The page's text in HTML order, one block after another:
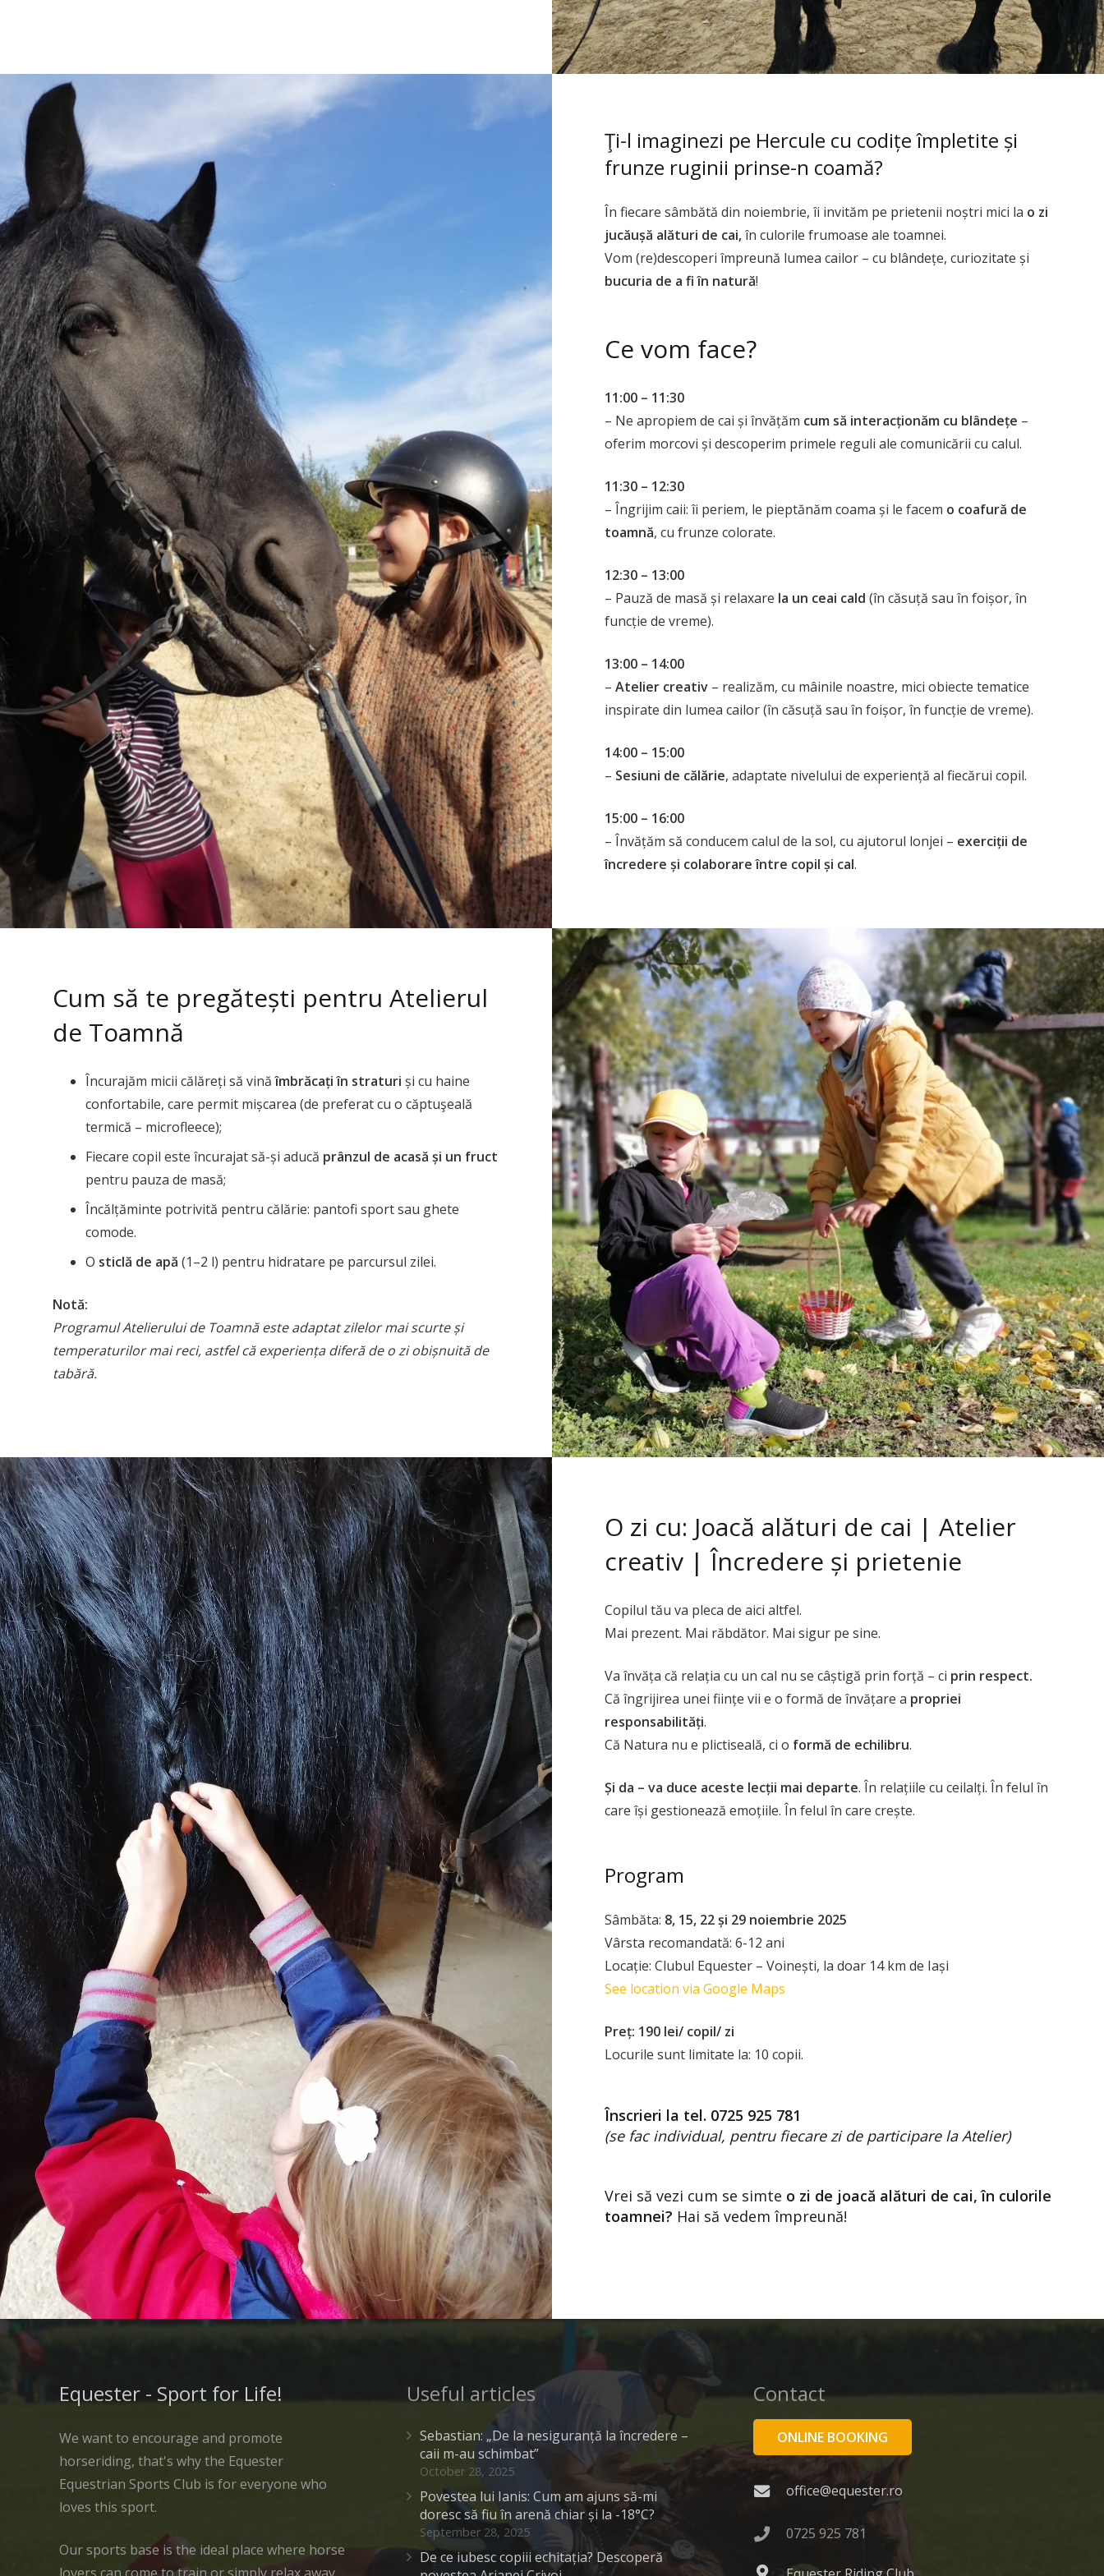
Ţi-l imaginezi pe Hercule cu codițe împletite și
frunze ruginii prinse-n coamă?
În fiecare sâmbătă din noiembrie, îi invităm pe prietenii noștri mici la o zi
jucăușă alături de cai,în culorile frumoase ale toamnei.
Vom (re)descoperi împreună lumea cailor – cu blândețe, curiozitate și
bucuria de a fi în natură!
Ce vom face?
11:00 – 11:30
– Ne apropiem de cai și învățăm cum să interacționăm cu blândețe –
oferim morcovi și descoperim primele reguli ale comunicării cu calul.
11:30 – 12:30
– Îngrijim caii: îi periem, le pieptănăm coama și le facem o coafură de
toamnă, cu frunze colorate.
12:30 – 13:00
– Pauză de masă și relaxare la un ceai cald (în căsuță sau în foișor, în
funcție de vreme).
13:00 – 14:00
– Atelier creativ – realizăm, cu mâinile noastre, mici obiecte tematice
inspirate din lumea cailor (în căsuță sau în foișor, în funcție de vreme).
14:00 – 15:00
– Sesiuni de călărie, adaptate nivelului de experiență al fiecărui copil.
15:00 – 16:00
– Învățăm să conducem calul de la sol, cu ajutorul lonjei – exerciții de
încredere și colaborare între copil și cal.
Cum să te pregătești pentru Atelierul
de Toamnă
Încurajăm micii călăreți să vinăîmbrăcați în straturi și cu haine
confortabile, care permit mișcarea (de preferat cu o căptuşeală
termică – microfleece);
Fiecare copil este încurajat să-și aducă prânzul de acasă și un fruct
pentru pauza de masă;
Încălțăminte potrivită pentru călărie: pantofi sport sau ghete
comode.
O sticlă de apă (1–2 l) pentru hidratare pe parcursul zilei.
Notă:
Programul Atelierului de Toamnă este adaptat zilelor mai scurte și
temperaturilor mai reci, astfel că experiența diferă de o zi obișnuită de
tabără.
O zi cu: Joacă alături de cai | Atelier
creativ | Încredere și prietenie
Copilul tău va pleca de aici altfel.
Mai prezent. Mai răbdător. Mai sigur pe sine.
Va învăța că relația cu un cal nu se câștigă prin forță – ci prin respect.
Că îngrijirea unei ființe vii e o formă de învățare a propriei
responsabilități.
Că Natura nu e plictiseală, ci o formă de echilibru.
Și da – va duce aceste lecții mai departe. În relațiile cu ceilalți. În felul în
care își gestionează emoțiile. În felul în care crește.
Program
Sâmbăta: 8, 15, 22 și 29 noiembrie 2025
Vârsta recomandată: 6-12 ani
Locație: Clubul Equester – Voinești, la doar 14 km de Iași
See location via Google Maps
Preț: 190 lei/ copil/ zi
Locurile sunt limitate la: 10 copii.
Înscrieri la tel. 0725 925 781
(se fac individual, pentru fiecare zi de participare la Atelier)
Vrei să vezi cum se simte o zi de joacă alături de cai, în culorile
toamnei? Hai să vedem împreună!
Equester - Sport for Life!
We want to encourage and promote
horseriding, that's why the Equester
Equestrian Sports Club is for everyone who
loves this sport.
Our sports base is the ideal place where horse
Useful articles
Sebastian: „De la nesiguranță la încredere –
caii m-au schimbat”
October 28, 2025
Povestea lui Ianis: Cum am ajuns să-mi
doresc să fiu în arenă chiar și la -18°C?
September 28, 2025
De ce iubesc copiii echitația? Descoperă
Contact
ONLINE BOOKING
office@equester.ro
0725 925 781